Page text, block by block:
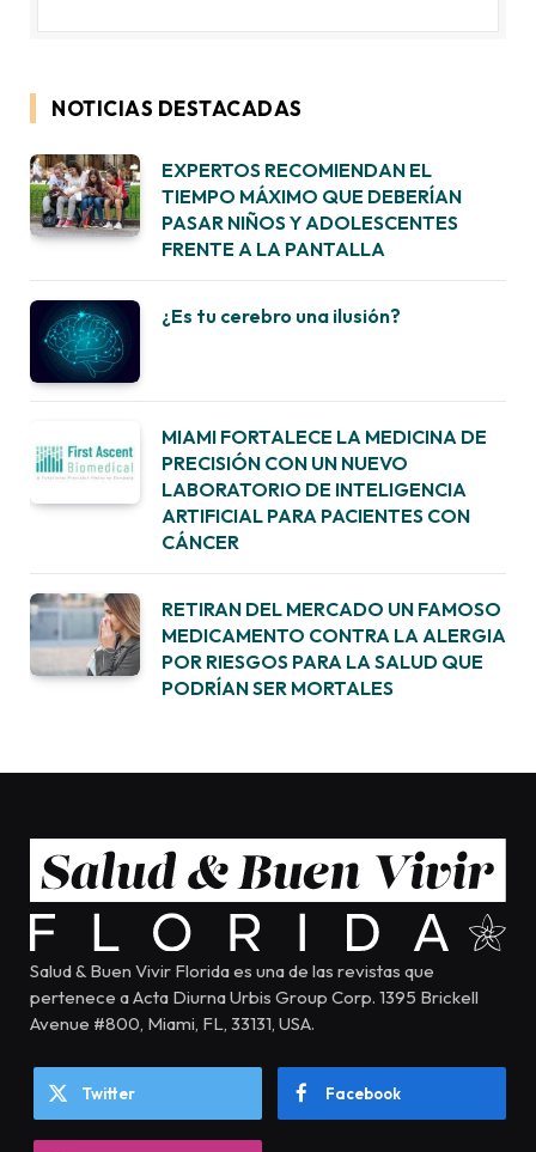
NOTICIAS DESTACADAS
EXPERTOS RECOMIENDAN EL
TIEMPO MÁXIMO QUE DEBERÍAN
PASAR NIÑOS Y ADOLESCENTES
FRENTE A LA PANTALLA
¿Es tu cerebro una ilusión?
MIAMI FORTALECE LA MEDICINA DE
PRECISIÓN CON UN NUEVO
LABORATORIO DE INTELIGENCIA
ARTIFICIAL PARA PACIENTES CON
CÁNCER
RETIRAN DEL MERCADO UN FAMOSO
MEDICAMENTO CONTRA LA ALERGIA
POR RIESGOS PARA LA SALUD QUE
PODRÍAN SER MORTALES
Salud & Buen Vivir Florida es una de las revistas que
pertenece a Acta Diurna Urbis Group Corp. 1395 Brickell
Avenue #800, Miami, FL, 33131, USA.
Twitter Facebook